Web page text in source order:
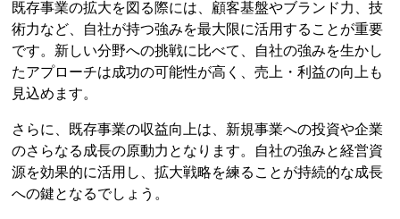
既存事業の拡大を図る際には、顧客基盤やブランド力、技
術力など、自社が持つ強みを最大限に活用することが重要
です。新しい分野への挑戦に比べて、自社の強みを生かし
たアプローチは成功の可能性が高く、売上・利益の向上も
見込めます。
さらに、既存事業の収益向上は、新規事業への投資や企業
のさらなる成長の原動力となります。自社の強みと経営資
源を効果的に活用し、拡大戦略を練ることが持続的な成長
への鍵となるでしょう。